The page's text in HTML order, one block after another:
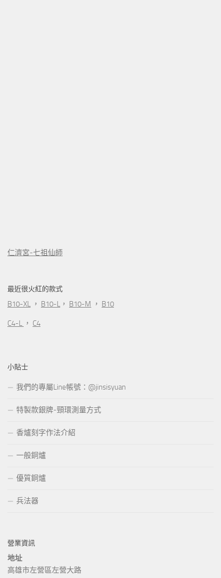
仁濟宮-七祖仙師
最近很火紅的款式
B10-XL ， B10-L ， B10-M ， B10
C4-L ， C4
小貼士
我們的專屬Line帳號：@jinsisyuan
特製款銀牌-頸環測量方式
香爐刻字作法介紹
一般銅爐
優質銅爐
兵法器
營業資訊
地址
高雄市左營區左營大路